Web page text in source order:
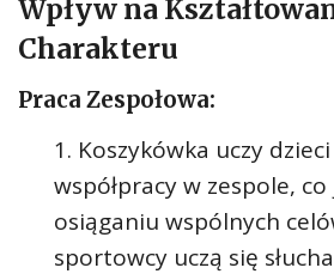
Wpływ na
Charakteru
Praca Zespołowa:
Koszykówka uczy
współpracy w zespole,
osiąganiu wspólnych
sportowcy uczą się